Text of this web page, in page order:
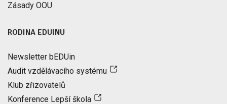
Zásady OOU
RODINA EDUINU
Newsletter bEDUin
Audit vzdělávacího systému
Klub zřizovatelů
Konference Lepší škola